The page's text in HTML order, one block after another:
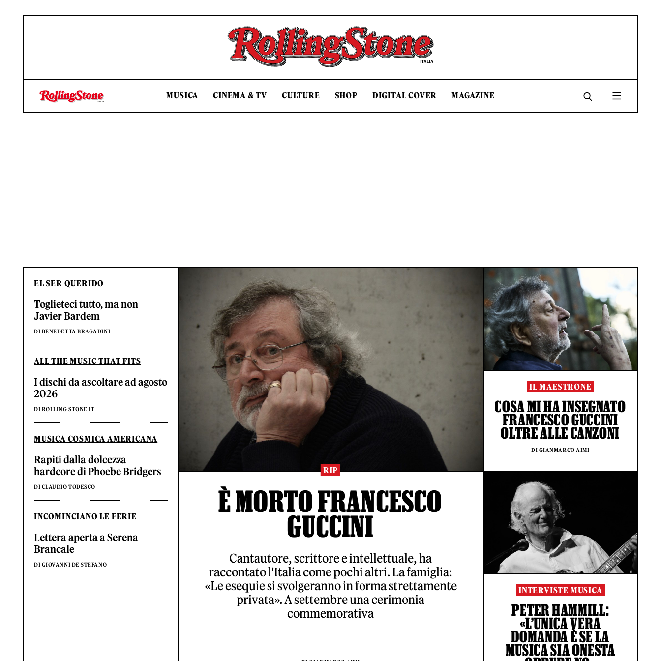
Rolling Stone Italia
MUSICA CINEMA & TV CULTURE SHOP DIGITAL COVER MAGAZINE
EL SER QUERIDO
Toglieteci tutto, ma non
Javier Bardem
DI BENEDETTA BRAGADINI
ALL THE MUSIC THAT FITS
I dischi da ascoltare ad agosto
2026
DI ROLLING STONE IT
MUSICA COSMICA AMERICANA
Rapiti dalla dolcezza
hardcore di Phoebe Bridgers
DI CLAUDIO TODESCO
INCOMINCIANO LE FERIE
Lettera aperta a Serena
Brancale
DI GIOVANNI DE STEFANO
RIP
È MORTO FRANCESCO
GUCCINI
Cantautore, scrittore e intellettuale, ha
raccontato l'Italia come pochi altri. La famiglia:
«Le esequie si svolgeranno in forma strettamente
privata». A settembre una cerimonia
commemorativa
IL MAESTRONE
COSA MI HA INSEGNATO
FRANCESCO GUCCINI
OLTRE ALLE CANZONI
DI GIANMARCO AIMI
INTERVISTE MUSICA
PETER HAMMILL:
«L’UNICA VERA
DOMANDA È SE LA
MUSICA SIA ONESTA